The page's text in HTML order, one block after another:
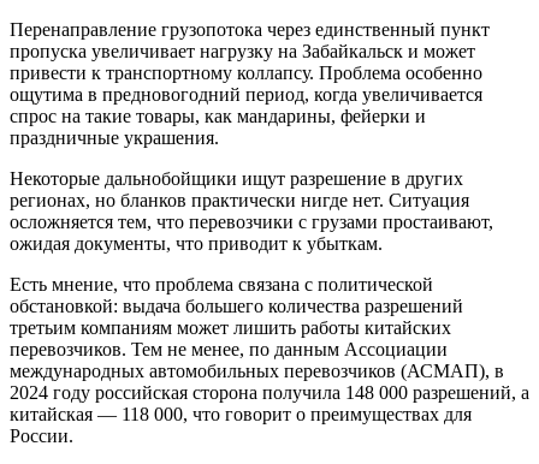
Перенаправление грузопотока через единственный пункт
пропуска увеличивает нагрузку на Забайкальск и может
привести к транспортному коллапсу. Проблема особенно
ощутима в предновогодний период, когда увеличивается
спрос на такие товары, как мандарины, фейерки и
праздничные украшения.
Некоторые дальнобойщики ищут разрешение в других
регионах, но бланков практически нигде нет. Ситуация
осложняется тем, что перевозчики с грузами простаивают,
ожидая документы, что приводит к убыткам.
Есть мнение, что проблема связана с политической
обстановкой: выдача большего количества разрешений
третьим компаниям может лишить работы китайских
перевозчиков. Тем не менее, по данным Ассоциации
международных автомобильных перевозчиков (АСМАП), в
2024 году российская сторона получила 148 000 разрешений, а
китайская — 118 000, что говорит о преимуществах для
России.